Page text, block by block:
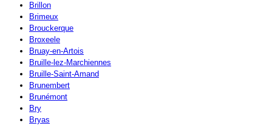
Brillon
Brimeux
Brouckerque
Broxeele
Bruay-en-Artois
Bruille-lez-Marchiennes
Bruille-Saint-Amand
Brunembert
Brunémont
Bry
Bryas